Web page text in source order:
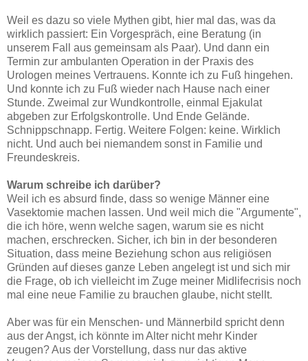
Weil es dazu so viele Mythen gibt, hier mal das, was da
wirklich passiert: Ein Vorgespräch, eine Beratung (in
unserem Fall aus gemeinsam als Paar). Und dann ein
Termin zur ambulanten Operation in der Praxis des
Urologen meines Vertrauens. Konnte ich zu Fuß hingehen.
Und konnte ich zu Fuß wieder nach Hause nach einer
Stunde. Zweimal zur Wundkontrolle, einmal Ejakulat
abgeben zur Erfolgskontrolle. Und Ende Gelände.
Schnippschnapp. Fertig. Weitere Folgen: keine. Wirklich
nicht. Und auch bei niemandem sonst in Familie und
Freundeskreis.
Warum schreibe ich darüber?
Weil ich es absurd finde, dass so wenige Männer eine
Vasektomie machen lassen. Und weil mich die "Argumente",
die ich höre, wenn welche sagen, warum sie es nicht
machen, erschrecken. Sicher, ich bin in der besonderen
Situation, dass meine Beziehung schon aus religiösen
Gründen auf dieses ganze Leben angelegt ist und sich mir
die Frage, ob ich vielleicht im Zuge meiner Midlifecrisis noch
mal eine neue Familie zu brauchen glaube, nicht stellt.
Aber was für ein Menschen- und Männerbild spricht denn
aus der Angst, ich könnte im Alter nicht mehr Kinder
zeugen? Aus der Vorstellung, dass nur das aktive